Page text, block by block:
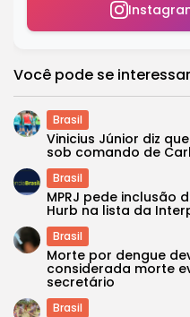
Você pode se
Brasil
Vinicius Júnior diz
sob comando de
Brasil
MPRJ pede inclusão
Hurb na lista da
Brasil
Morte por dengue
considerada morte
secretário
Brasil